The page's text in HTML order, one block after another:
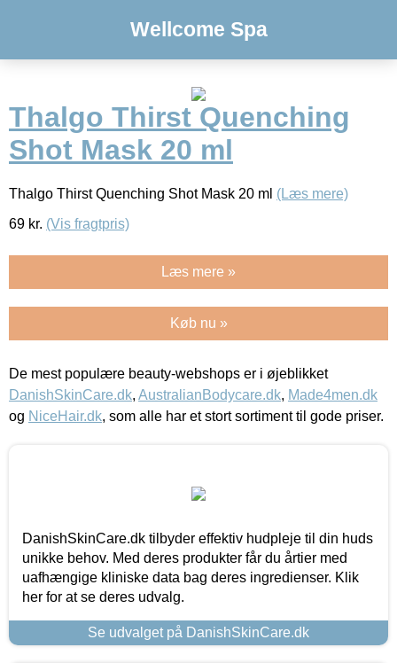
Wellcome Spa
Thalgo Thirst Quenching
Shot Mask 20 ml
Thalgo Thirst Quenching Shot Mask 20 ml (Læs mere)
69 kr. (Vis fragtpris)
Læs mere »
Køb nu »
De mest populære beauty-webshops er i øjeblikket
DanishSkinCare.dk, AustralianBodycare.dk, Made4men.dk
og NiceHair.dk, som alle har et stort sortiment til gode priser.
DanishSkinCare.dk tilbyder effektiv hudpleje til din huds
unikke behov. Med deres produkter får du årtier med
uafhængige kliniske data bag deres ingredienser. Klik
her for at se deres udvalg.
Se udvalget på DanishSkinCare.dk